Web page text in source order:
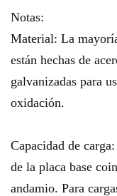
Notas:
Material: La
están hechas de
galvanizadas para
oxidación.
Capacidad de
de la placa base
andamio. Para